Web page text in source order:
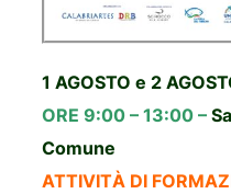
1 AGOSTO e 2
ORE 9:00 – 13:00 –
Comune
ATTIVITÀ DI